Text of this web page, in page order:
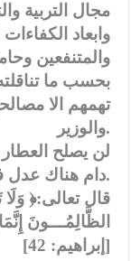
مجال التربية
وابعاد
والمتنفعين
بحسب ما
تهمهم الا
والوزير.
لن يصلح
دام هناك عدل في السماء.
قال تعالى:﴿
الظَّالِمُـــونَ
[إبراهيم: 42]